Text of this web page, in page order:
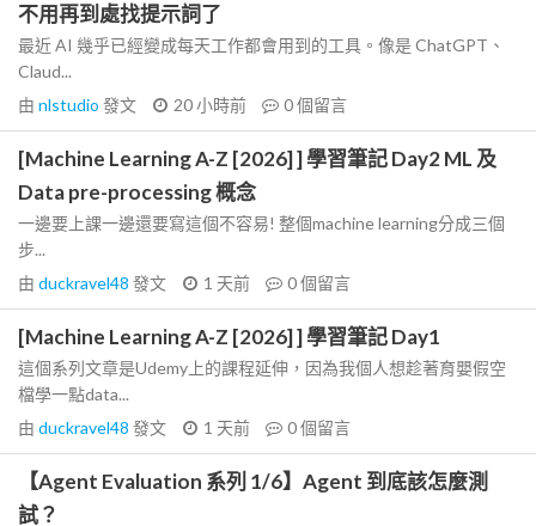
不用再到處找提示詞了
最近 AI 幾乎已經變成每天工作都會用到的工具。像是 ChatGPT、
Claud...
由 nlstudio 發文 20 小時前 0個留言
[Machine Learning A-Z [2026] ] 學習筆記 Day2 ML 及
Data pre-processing 概念
一邊要上課一邊還要寫這個不容易! 整個machine learning分成三個
步...
由 duckravel48 發文 1 天前 0個留言
[Machine Learning A-Z [2026] ] 學習筆記 Day1
這個系列文章是Udemy上的課程延伸，因為我個人想趁著育嬰假空
檔學一點data...
由 duckravel48 發文 1 天前 0個留言
【Agent Evaluation 系列 1/6】Agent 到底該怎麼測
試？